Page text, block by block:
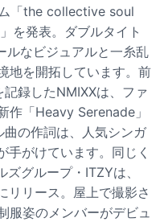
「the collective soul
発表。ダブルタイト
ルなビジュアルと一糸乱
地を開拓しています。前
録したNMIXXは、ファ
作「Heavy Serenade」
の作詞は、人気シンガ
手がけています。同じく
グループ・ITZYは、
リリース。屋上で撮影さ
服姿のメンバーがデビュ